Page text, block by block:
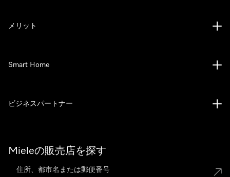
Mieleの販売店を探す
メリット
Smart Home
ビジネスパートナー